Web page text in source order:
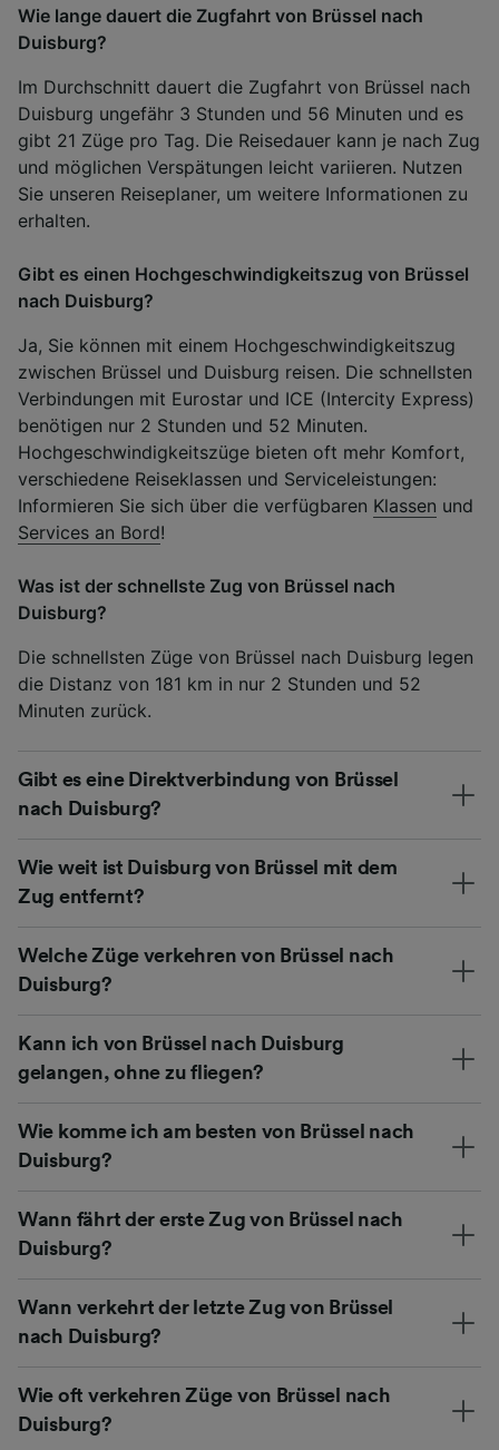
Wie lange dauert die Zugfahrt von Brüssel nach
Duisburg?
Im Durchschnitt dauert die Zugfahrt von Brüssel nach
Duisburg ungefähr 3 Stunden und 56 Minuten und es
gibt 21 Züge pro Tag. Die Reisedauer kann je nach Zug
und möglichen Verspätungen leicht variieren. Nutzen
Sie unseren Reiseplaner, um weitere Informationen zu
erhalten.
Gibt es einen Hochgeschwindigkeitszug von Brüssel
nach Duisburg?
Ja, Sie können mit einem Hochgeschwindigkeitszug
zwischen Brüssel und Duisburg reisen. Die schnellsten
Verbindungen mit Eurostar und ICE (Intercity Express)
benötigen nur 2 Stunden und 52 Minuten.
Hochgeschwindigkeitszüge bieten oft mehr Komfort,
verschiedene Reiseklassen und Serviceleistungen:
Informieren Sie sich über die verfügbaren Klassen und
Services an Bord!
Was ist der schnellste Zug von Brüssel nach
Duisburg?
Die schnellsten Züge von Brüssel nach Duisburg legen
die Distanz von 181 km in nur 2 Stunden und 52
Minuten zurück.
Gibt es eine Direktverbindung von Brüssel
nach Duisburg?
Wie weit ist Duisburg von Brüssel mit dem
Zug entfernt?
Welche Züge verkehren von Brüssel nach
Duisburg?
Kann ich von Brüssel nach Duisburg
gelangen, ohne zu fliegen?
Wie komme ich am besten von Brüssel nach
Duisburg?
Wann fährt der erste Zug von Brüssel nach
Duisburg?
Wann verkehrt der letzte Zug von Brüssel
nach Duisburg?
Wie oft verkehren Züge von Brüssel nach
Duisburg?